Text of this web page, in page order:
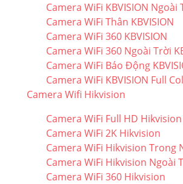
Camera WiFi KBVISION Ngoài
Camera WiFi Thân KBVISION
Camera WiFi 360 KBVISION
Camera WiFi 360 Ngoài Trời
Camera WiFi Báo Động
Camera WiFi KBVISION Full
Camera Wifi Hikvision
Camera WiFi Full HD Hikvision
Camera WiFi 2K Hikvision
Camera WiFi Hikvision Trong
Camera WiFi Hikvision Ngoài
Camera WiFi 360 Hikvision